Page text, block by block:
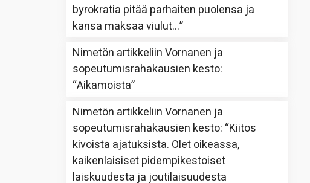
byrokratia pitää parhaiten puolensa ja
kansa maksaa viulut…”
Nimetön artikkeliinVornanen ja
sopeutumisrahakausien kesto:
“Aikamoista”
Nimetön artikkeliinVornanen ja
sopeutumisrahakausien kesto: “Kiitos
kivoista ajatuksista. Olet oikeassa,
kaikenlaisiset pidempikestoiset
laiskuudesta ja joutilaisuudesta